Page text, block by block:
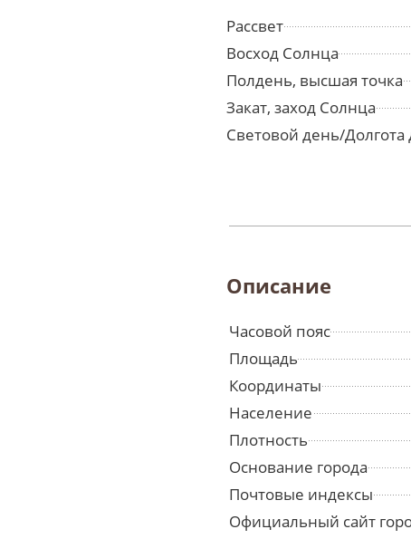
Рассвет
Восход Солнца
Полдень, высшая точка
Закат, заход Солнца
Световой день/Долгота
Описание
Часовой пояс
Площадь
Координаты
Население
Плотность
Основание города
Почтовые индексы
Официальный сайт